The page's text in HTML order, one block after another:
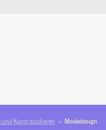
und Kunst studieren Modedesign